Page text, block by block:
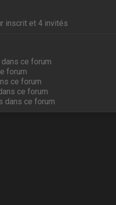
inscrit et 4 invités
ce forum
forum
ce forum
ce forum
dans ce forum